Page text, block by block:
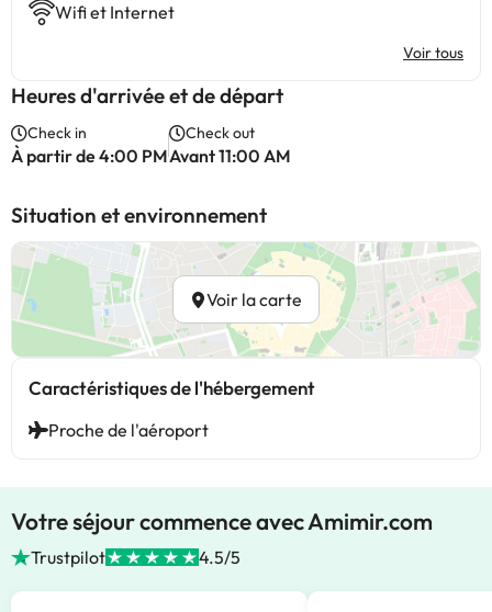
Wifi et Internet
Voir tous
Heures d'arrivée et de départ
Check in
À partir de 4:00 PM
Check out
Avant 11:00 AM
Situation et environnement
Voir la carte
Caractéristiques de l'hébergement
Proche de l'aéroport
Votre séjour commence avec Amimir.com
Trustpilot 4.5/5